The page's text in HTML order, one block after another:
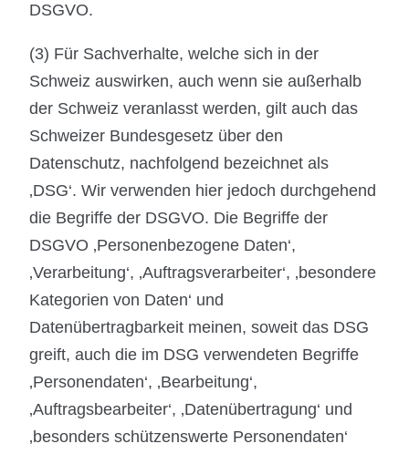
DSGVO.
(3) Für Sachverhalte, welche sich in der
Schweiz auswirken, auch wenn sie außerhalb
der Schweiz veranlasst werden, gilt auch das
Schweizer Bundesgesetz über den
Datenschutz, nachfolgend bezeichnet als
‚DSG‘. Wir verwenden hier jedoch durchgehend
die Begriffe der DSGVO. Die Begriffe der
DSGVO ‚Personenbezogene Daten‘,
‚Verarbeitung‘, ‚Auftragsverarbeiter‘, ‚besondere
Kategorien von Daten‘ und
Datenübertragbarkeit meinen, soweit das DSG
greift, auch die im DSG verwendeten Begriffe
‚Personendaten‘, ‚Bearbeitung‘,
‚Auftragsbearbeiter‘, ‚Datenübertragung‘ und
‚besonders schützenswerte Personendaten‘